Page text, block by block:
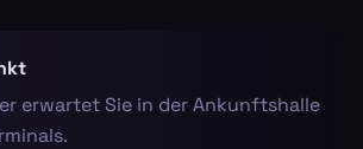
erwartet Sie in der Ankunftshalle